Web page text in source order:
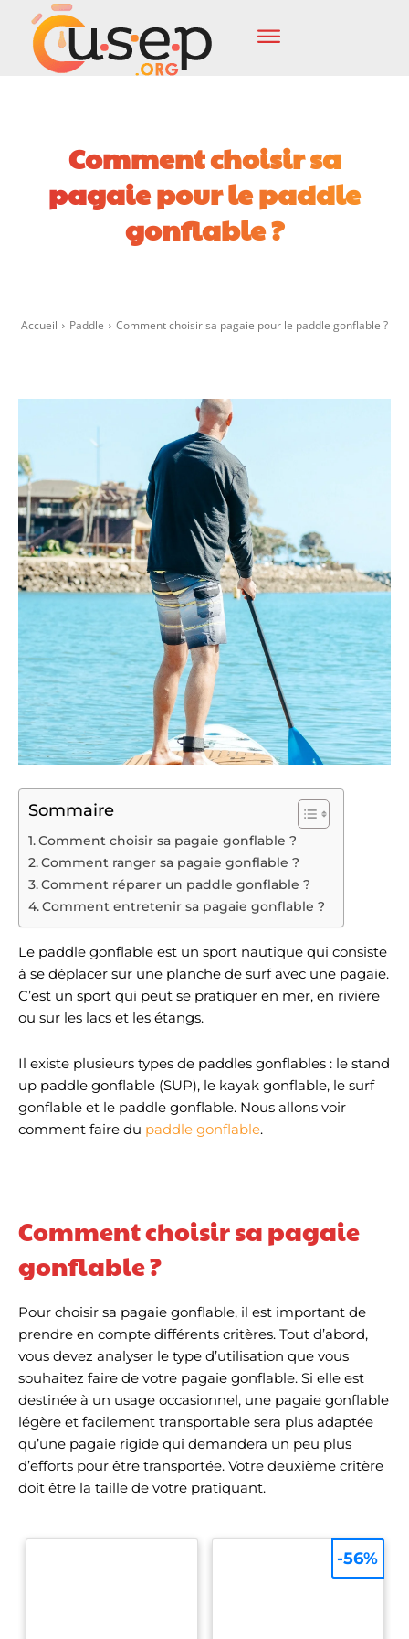
Comment choisir sa
pagaie pour le paddle
gonflable ?
Accueil Paddle Comment choisir sa pagaie pour le paddle gonflable ?
Sommaire
Comment choisir sa pagaie gonflable ?
Comment ranger sa pagaie gonflable ?
Comment réparer un paddle gonflable ?
Comment entretenir sa pagaie gonflable ?
Le paddle gonflable est un sport nautique qui consiste
à se déplacer sur une planche de surf avec une pagaie.
C’est un sport qui peut se pratiquer en mer, en rivière
ou sur les lacs et les étangs.
Il existe plusieurs types de paddles gonflables : le stand
up paddle gonflable (SUP), le kayak gonflable, le surf
gonflable et le paddle gonflable. Nous allons voir
comment faire du paddle gonflable.
Comment choisir sa pagaie
gonflable ?
Pour choisir sa pagaie gonflable, il est important de
prendre en compte différents critères. Tout d’abord,
vous devez analyser le type d’utilisation que vous
souhaitez faire de votre pagaie gonflable. Si elle est
destinée à un usage occasionnel, une pagaie gonflable
légère et facilement transportable sera plus adaptée
qu’une pagaie rigide qui demandera un peu plus
d’efforts pour être transportée. Votre deuxième critère
doit être la taille de votre pratiquant.
-56%